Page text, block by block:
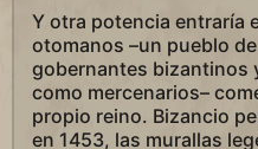
Y otra potencia entraría
otomanos –un pueblo
gobernantes bizantinos
como mercenarios–
propio reino. Bizancio
en 1453, las murallas